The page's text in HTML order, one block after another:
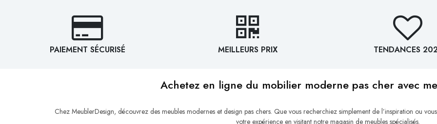
PAIEMENT SÉCURISÉ MEILLEURS PRIX TENDANCES
Achetez en ligne du mobilier moderne pas cher avec
Chez MeublerDesign, découvrez des meubles modernes et design pas chers. Que vous recherchiez simplement de l’inspiration ou
votre expérience en visitant notre magasin de meubles spécialisés.